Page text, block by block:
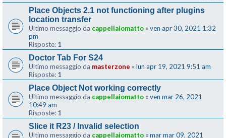
Place Objects 2.1 not functioning after plugins
location transfer
Ultimo messaggio da cappellaiomatto « ven apr 30, 2021 1:32
pm
Risposte: 1
Doctor Tab For S24
Ultimo messaggio da masterzone « lun apr 19, 2021 9:51 am
Risposte: 1
Place Object Not working correctly
Ultimo messaggio da cappellaiomatto « ven mar 26, 2021
10:49 am
Risposte: 1
Slice it R23 / Invalid selection
Ultimo messaggio da cappellaiomatto « mar mar 09, 2021